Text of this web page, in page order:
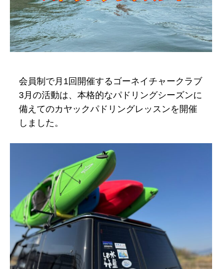
サンセット
リバートレッキン
グ
■ゴーネイチャークラブ
■コンセプト
■フィールド・アクセス
■会社概要
会員制で月1回開催するゴーネイチャークラブ
3月の活動は、本格的なパドリングシーズンに
備えてのカヤックパドリングレッスンを開催
しました。